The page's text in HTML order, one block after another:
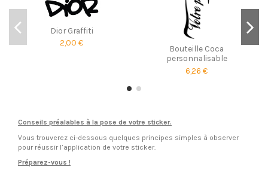
Dior Graffiti
2,00 €
Bouteille Coca
personnalisable
6,26 €
Conseils préalables à la pose de votre sticker.
Vous trouverez ci-dessous quelques principes simples à observer
pour réussir l’application de votre sticker.
Préparez-vous !